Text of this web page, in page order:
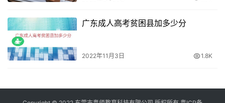
广东成人高考贫困县加多少分
2022年11月3日 1.8K